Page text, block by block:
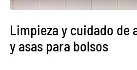
Limpieza y cuidado de
y asas para bolsos